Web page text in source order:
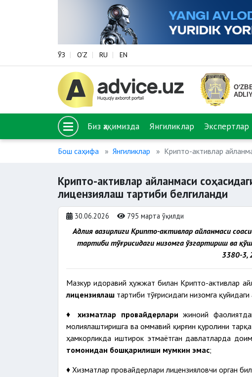
ЎЗ O‘Z RU EN
Биз ҳақимизда Янгиликлар Экспертлар
Бош саҳифа Янгиликлар Крипто-активлар
Крипто-активлар айланмаси
лицензиялаш тартиби белгиланди
30.06.2026 795 марта ўқилди
Адлия вазирлиги Крипто-активлар айланмаси
тартиби тўғрисидаги низомга ўзгартириш ва
3380-3,
Мазкур идоравий ҳужжат билан Крипто-активлар
лицензиялаш тартиби тўғрисидаги низомга
♦хизматлар провайдерлари жиноий
молиялаштиришга ва оммавий қирғин қуролини
ҳамкорликда иштирок этмаётган давлатларда
томонидан бошқарилиши мумкин эмас;
♦ Хизматлар провайдерлари лицензияловчи орган